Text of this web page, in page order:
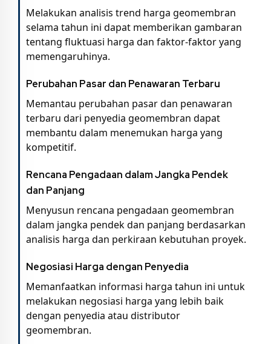
Melakukan analisis trend harga geomembran
selama tahun ini dapat memberikan gambaran
tentang fluktuasi harga dan faktor-faktor yang
memengaruhinya.
Perubahan Pasar dan Penawaran Terbaru
Memantau perubahan pasar dan penawaran
terbaru dari penyedia geomembran dapat
membantu dalam menemukan harga yang
kompetitif.
Rencana Pengadaan dalam Jangka Pendek
dan Panjang
Menyusun rencana pengadaan geomembran
dalam jangka pendek dan panjang berdasarkan
analisis harga dan perkiraan kebutuhan proyek.
Negosiasi Harga dengan Penyedia
Memanfaatkan informasi harga tahun ini untuk
melakukan negosiasi harga yang lebih baik
dengan penyedia atau distributor
geomembran.